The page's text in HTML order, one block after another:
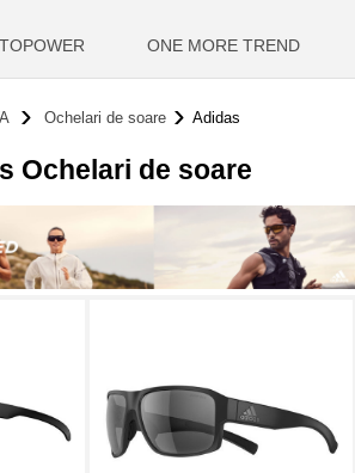
ONE MORE TREND
Ochelari de soare Adidas
Ochelari de soare